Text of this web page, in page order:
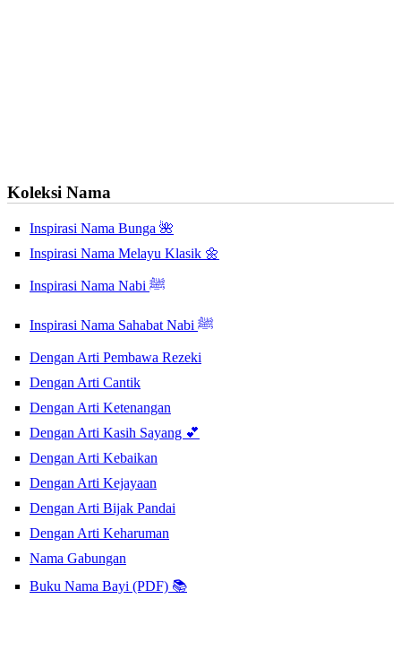
Koleksi Nama
Inspirasi Nama Bunga 🌺
Inspirasi Nama Melayu Klasik 🌼
Inspirasi Nama Nabi ﷺ
Inspirasi Nama Sahabat Nabi ﷺ
Dengan Arti Pembawa Rezeki
Dengan Arti Cantik
Dengan Arti Ketenangan
Dengan Arti Kasih Sayang 💕
Dengan Arti Kebaikan
Dengan Arti Kejayaan
Dengan Arti Bijak Pandai
Dengan Arti Keharuman
Nama Gabungan
Buku Nama Bayi (PDF) 📚